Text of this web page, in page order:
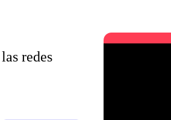
redes